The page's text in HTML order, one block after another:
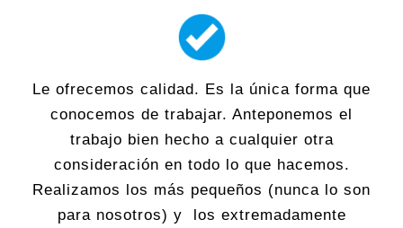
Le ofrecemos calidad. Es la única forma que
conocemos de trabajar. Anteponemos el
trabajo bien hecho a cualquier otra
consideración en todo lo que hacemos.
Realizamos los más pequeños (nunca lo son
para nosotros) y los extremadamente